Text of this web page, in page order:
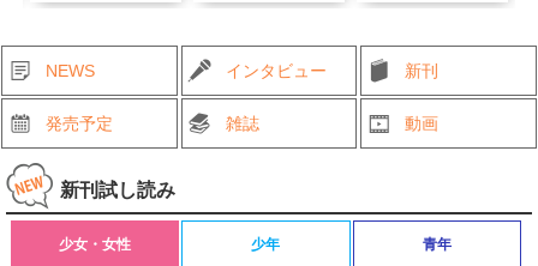
NEWS インタビュー 新刊
発売予定 雑誌 動画
新刊試し読み
少女・女性 少年 青年